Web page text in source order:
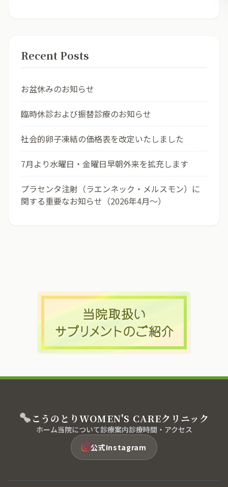
Recent Posts
お盆休みのお知らせ
臨時休診および振替診療のお知らせ
社会的卵子凍結の価格表を改定いたしました
7月より水曜日・金曜日早朝外来を拡充します
プラセンタ注射（ラエンネック・メルスモン）に
関する重要なお知らせ（2026年4月〜）
こうのとりWOMEN'S CAREクリニック
ホーム当院について診療案内診療時間・アクセス
公式Instagram